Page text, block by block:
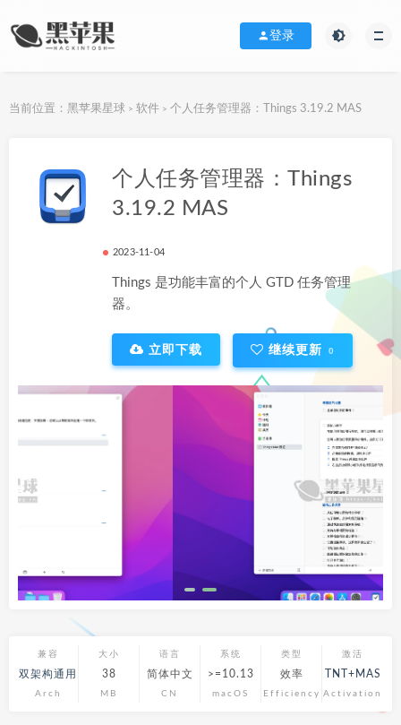
登录
当前位置： 黑苹果星球 > 软件 > 个人任务管理器：Things 3.19.2 MAS
个人任务管理器：Things
3.19.2 MAS
2023-11-04
Things 是功能丰富的个人 GTD 任务管理
器。
立即下载 继续更新 0
兼容
双架构通用
Arch
大小
38
MB
语言
简体中文
CN
系统
>=10.13
macOS
类型
效率
Efficiency
激活
TNT+MAS
Activation